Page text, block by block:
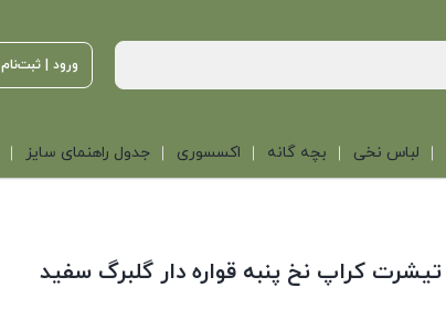
ورود | ثبت‌نام
لباس نخی بچه گانه اکسسوری جدول راهنمای سایز
تیشرت کراپ نخ پنبه قواره دار گلبرگ سفید